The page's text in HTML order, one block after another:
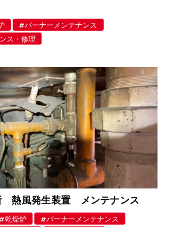
バーナーメンテナンス
ス・修理
熱風発生装置 メンテナンス
乾燥炉
バーナーメンテナンス